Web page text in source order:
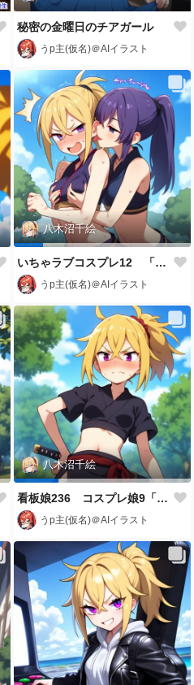
秘密の金曜日のチアガール
うp主(仮名)＠AIイラスト
八木沼千絵
いちゃラブコスプレ12 「八木沼千絵」
うp主(仮名)＠AIイラスト
八木沼千絵
看板娘236 コスプレ娘9「八木沼千絵(くノ一)」
うp主(仮名)＠AIイラスト